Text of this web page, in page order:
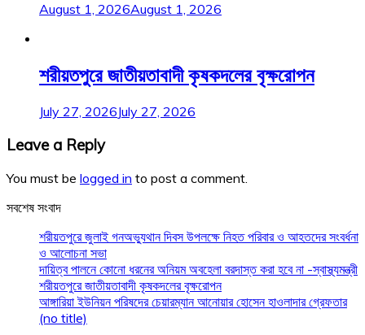
August 1, 2026August 1, 2026
শরীয়তপুরে জাতীয়তাবাদী কৃষকদলের বৃক্ষরোপন
July 27, 2026July 27, 2026
Leave a Reply
You must be logged in to post a comment.
সবশেষ সংবাদ
শরীয়তপুরে জুলাই গনঅভ্যুথান দিবস উপলক্ষে নিহত পরিবার ও আহতদের সংবর্ধনা
ও আলোচনা সভা
দায়িত্ব পালনে কোনো ধরনের অনিয়ম অবহেলা বরদাস্ত করা হবে না -স্বাস্থ্যমন্ত্রী
শরীয়তপুরে জাতীয়তাবাদী কৃষকদলের বৃক্ষরোপন
আঙ্গারিয়া ইউনিয়ন পরিষদের চেয়ারম্যান আনোয়ার হোসেন হাওলাদার গ্রেফতার
(no title)